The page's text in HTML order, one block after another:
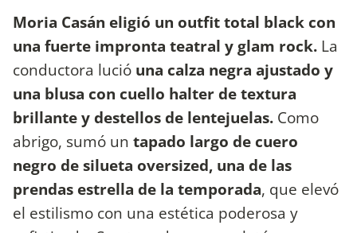
Moria Casán eligió un outfit total black con
una fuerte impronta teatral y glam rock. La
conductora lució una calza negra ajustado y
una blusa con cuello halter de textura
brillante y destellos de lentejuelas. Como
abrigo, sumó un tapado largo de cuero
negro de silueta oversized, una de las
prendas estrella de la temporada, que elevó
el estilismo con una estética poderosa y